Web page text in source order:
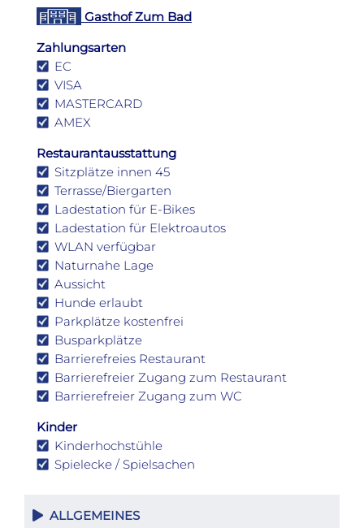
Gasthof Zum Bad
Zahlungsarten
EC
VISA
MASTERCARD
AMEX
Restaurantausstattung
Sitzplätze innen 45
Terrasse/Biergarten
Ladestation für E-Bikes
Ladestation für Elektroautos
WLAN verfügbar
Naturnahe Lage
Aussicht
Hunde erlaubt
Parkplätze kostenfrei
Busparkplätze
Barrierefreies Restaurant
Barrierefreier Zugang zum Restaurant
Barrierefreier Zugang zum WC
Kinder
Kinderhochstühle
Spielecke / Spielsachen
ALLGEMEINES